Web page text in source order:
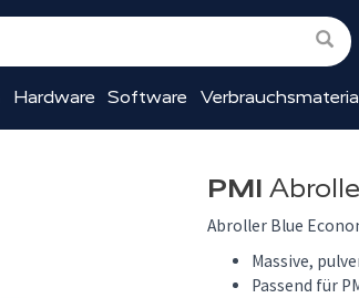
Hardware Software
PMI
Abroller Blue
Massive,
Passend für